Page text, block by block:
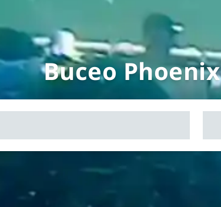
Buceo Phoenix